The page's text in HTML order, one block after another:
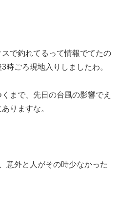
で釣れてるって情報でてたの
時ごろ現地入りしましたわ。
まで、先日の台風の影響でえ
りますな。
意外と人がその時少なかった